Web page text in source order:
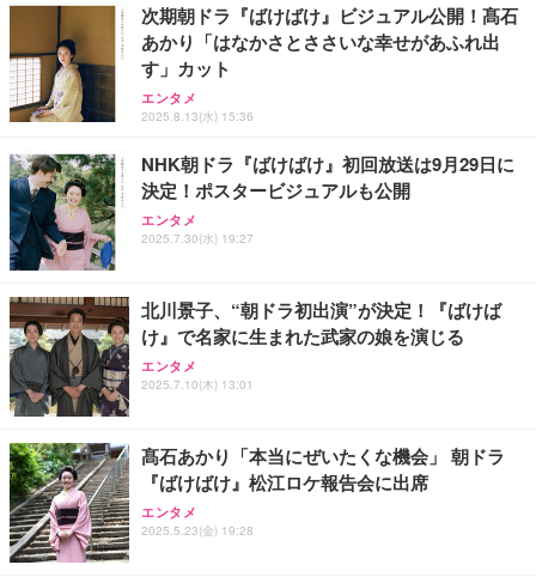
Alexa対応音声認識リモコン Pro | 対応する別売りの
Fire TV本体が必要です
￥3,980
Amazon 5W USB 充電器
Amazon純正 USBタイプCケーブル (ブラック)
￥1,180
次期朝ドラ『ばけばけ』ビジュアル公開！髙石
あかり「はなかさとささいな幸せがあふれ出
す」カット
エンタメ
2025.8.13(水) 15:36
NHK朝ドラ『ばけばけ』初回放送は9月29日に
決定！ポスタービジュアルも公開
エンタメ
2025.7.30(水) 19:27
北川景子、“朝ドラ初出演”が決定！『ばけば
け』で名家に生まれた武家の娘を演じる
エンタメ
2025.7.10(木) 13:01
髙石あかり「本当にぜいたくな機会」 朝ドラ
『ばけばけ』松江ロケ報告会に出席
エンタメ
2025.5.23(金) 19:28